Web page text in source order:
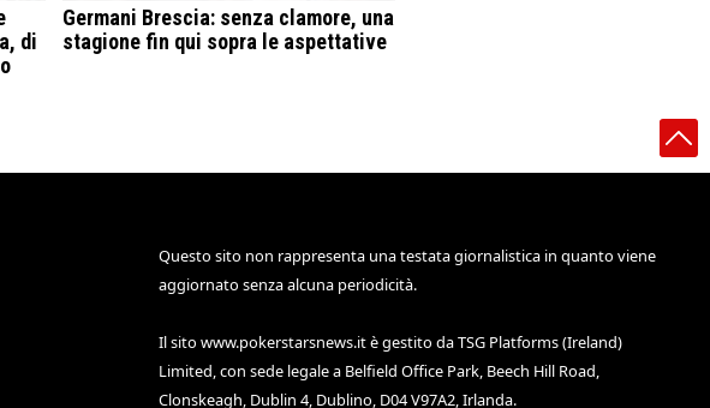
di
Germani Brescia: senza clamore, una
stagione fin qui sopra le aspettative
Questo sito non rappresenta una testata giornalistica in quanto viene
aggiornato senza alcuna periodicità.
Il sitowww.pokerstarsnews.itè gestito da TSG Platforms (Ireland)
Limited, con sede legale a Belfield Office Park, Beech Hill Road,
Clonskeagh, Dublin 4, Dublino, D04 V97A2, Irlanda.